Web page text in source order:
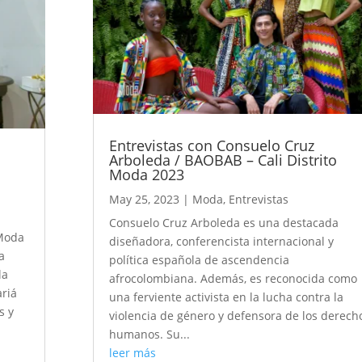
y
Entrevistas con Consuelo Cruz
Arboleda / BAOBAB – Cali Distrito
Moda 2023
May 25, 2023 | Moda, Entrevistas
Consuelo Cruz Arboleda es una destacada
diseñadora, conferencista internacional y
política española de ascendencia
afrocolombiana. Además, es reconocida como
una ferviente activista en la lucha contra la
violencia de género y defensora de los
humanos. Su...
leer más